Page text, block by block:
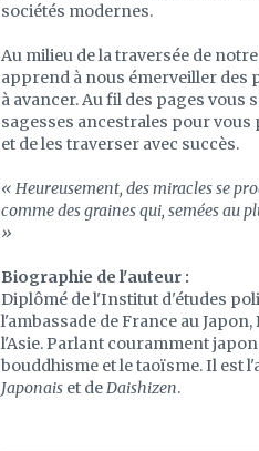
sociétés modernes.
Au milieu de la traversée de
apprend à nous émerveiller des
à avancer. Au fil des pages
sagesses ancestrales pour
et de les traverser avec succès.
« Heureusement, des miracles se
comme des graines qui, semées au
»
Biographie de l'auteur :
Diplômé de l'Institut d'études
l'ambassade de France au Japon,
l'Asie. Parlant couramment
bouddhisme et le taoïsme. Il est
Japonais et deDaishizen.